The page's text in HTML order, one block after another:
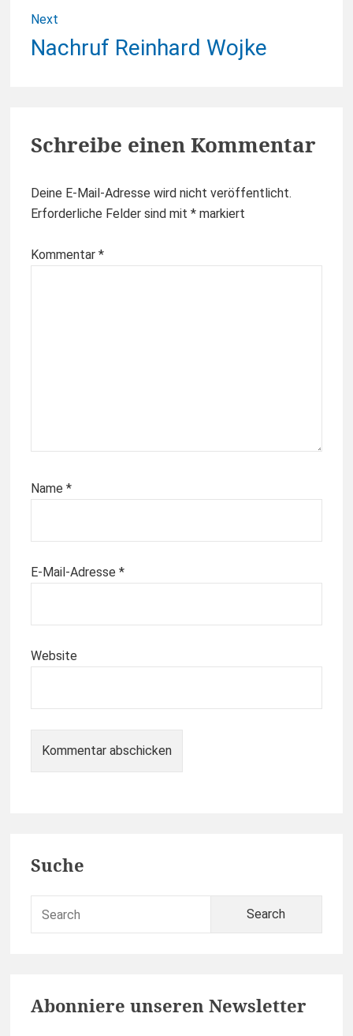
Next
Next
post:
Nachruf Reinhard Wojke
Schreibe einen Kommentar
Deine E-Mail-Adresse wird nicht veröffentlicht.
Erforderliche Felder sind mit * markiert
Kommentar *
Name *
E-Mail-Adresse *
Website
Suche
Abonniere unseren Newsletter